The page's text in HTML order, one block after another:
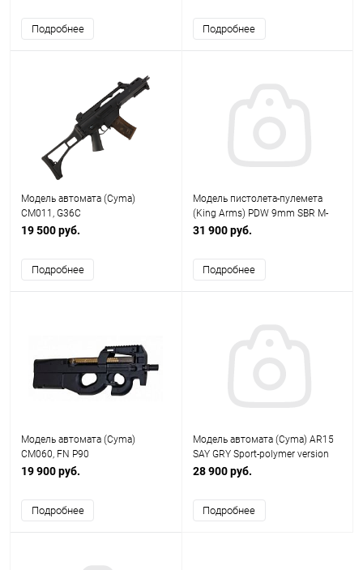
Подробнее Подробнее
Модель автомата (Cyma)
CM011, G36C
19 500 руб.
Подробнее
Модель пистолета-пулемета
(King Arms) PDW 9mm SBR M-
LOK (Black)
31 900 руб.
Подробнее
Модель автомата (Cyma)
CM060, FN P90
19 900 руб.
Подробнее
Модель автомата (Cyma) AR15
SAY GRY Sport-polymer version
6.5 inch (Gray)
28 900 руб.
Подробнее